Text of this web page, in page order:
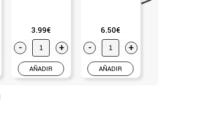
3.99€
- +
AÑADIR
6.50€
- +
AÑADIR